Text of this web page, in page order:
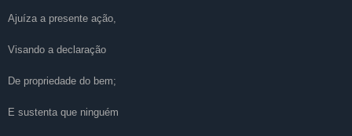
Ajuíza a presente ação,
Visando a declaração
De propriedade do bem;
E sustenta que ninguém